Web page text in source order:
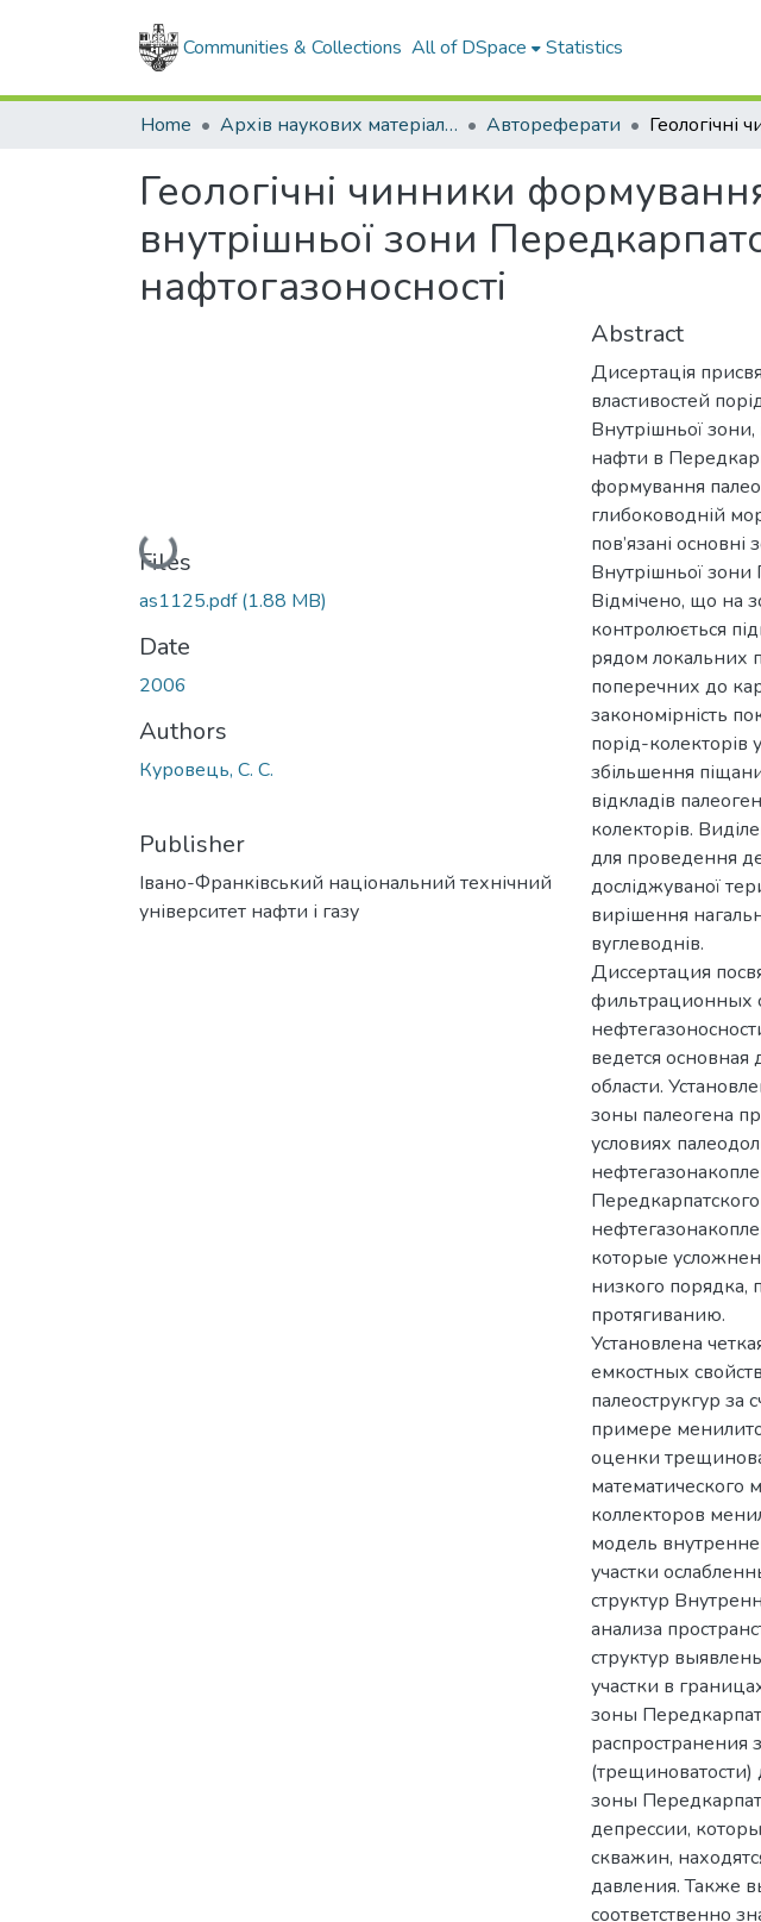
Communities & Collections All of DSpace Statistics
Home Архів наукових матеріалів Автореферати
Геологічні чинники
внутрішньої зони
нафтогазоносності
Loading...
Files
as1125.pdf(1.88 MB)
Date
2006
Authors
Куровець, С. С.
Publisher
Івано-Франківський національний технічний
університет нафти і газу
Abstract
Дисертація
властивостей
Внутрішньої
нафти в
формування
глибоководній
пов’язані
Внутрішньої
Відмічено, що на
контролюється
рядом локальних
поперечних до
закономірність
порід-колекторів
збільшення
відкладів
колекторів.
для проведення
досліджуваної
вирішення
вуглеводнів.
Диссертация
фильтрационных
ведется
области.
зоны палеогена
условиях
которые
низкого порядка,
протягиванию.
Установлена
емкостных
палеострукгур за
примере
оценки
коллекторов
модель
участки
структур
анализа
структур
участки в
зоны
(трещиноватости)
зоны
депрессии,
скважин,
давления. Также
соответственно